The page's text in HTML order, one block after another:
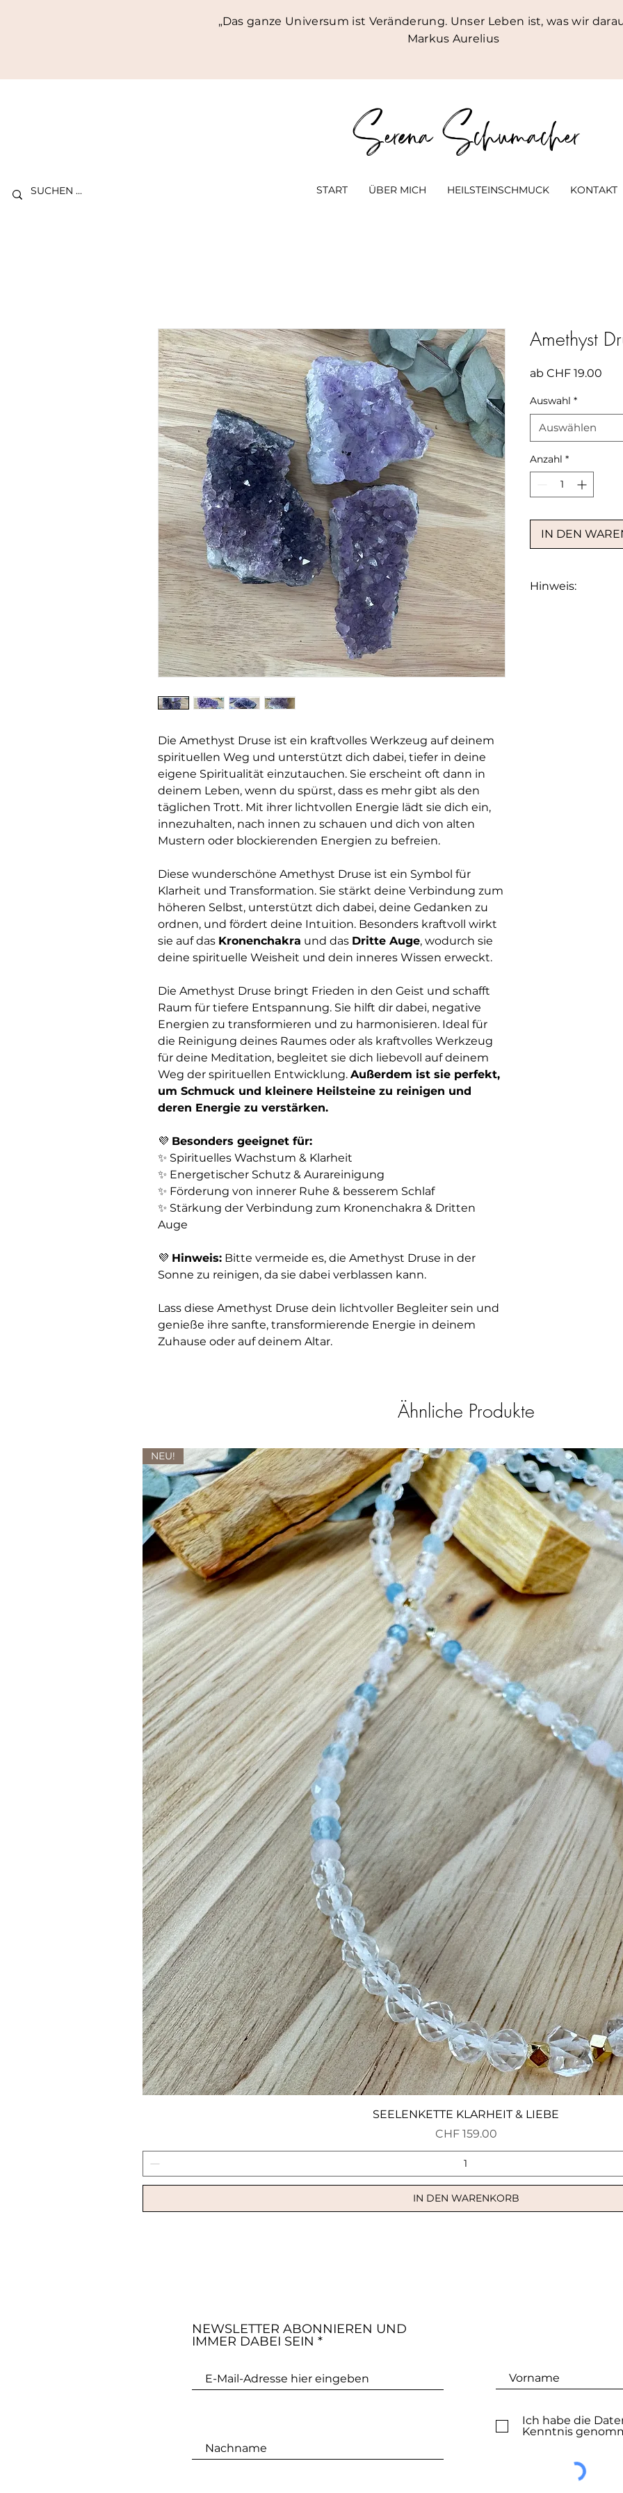
„Das ganze Universum ist Veränderung. Unser Leben ist, was wir
Markus Aurelius
Serena Schumacher
START ÜBER MICH HEILSTEINSCHMUCK KONTAKT
Die Amethyst Druse ist ein kraftvolles Werkzeug auf deinem
spirituellen Weg und unterstützt dich dabei, tiefer in deine
eigene Spiritualität einzutauchen. Sie erscheint oft dann in
deinem Leben, wenn du spürst, dass es mehr gibt als den
täglichen Trott. Mit ihrer lichtvollen Energie lädt sie dich ein,
innezuhalten, nach innen zu schauen und dich von alten
Mustern oder blockierenden Energien zu befreien.
Diese wunderschöne Amethyst Druse ist ein Symbol für
Klarheit und Transformation. Sie stärkt deine Verbindung zum
höheren Selbst, unterstützt dich dabei, deine Gedanken zu
ordnen, und fördert deine Intuition. Besonders kraftvoll wirkt
sie auf das Kronenchakra und das Dritte Auge, wodurch sie
deine spirituelle Weisheit und dein inneres Wissen erweckt.
Die Amethyst Druse bringt Frieden in den Geist und schafft
Raum für tiefere Entspannung. Sie hilft dir dabei, negative
Energien zu transformieren und zu harmonisieren. Ideal für
die Reinigung deines Raumes oder als kraftvolles Werkzeug
für deine Meditation, begleitet sie dich liebevoll auf deinem
Weg der spirituellen Entwicklung. Außerdem ist sie perfekt,
um Schmuck und kleinere Heilsteine zu reinigen und
deren Energie zu verstärken.
💜 Besonders geeignet für:
✨ Spirituelles Wachstum & Klarheit
✨ Energetischer Schutz & Aurareinigung
✨ Förderung von innerer Ruhe & besserem Schlaf
✨ Stärkung der Verbindung zum Kronenchakra & Dritten
Auge
💜 Hinweis: Bitte vermeide es, die Amethyst Druse in der
Sonne zu reinigen, da sie dabei verblassen kann.
Lass diese Amethyst Druse dein lichtvoller Begleiter sein und
genieße ihre sanfte, transformierende Energie in deinem
Zuhause oder auf deinem Altar.
Amethyst
ab CHF 19.00
Auswahl *
Auswählen
Anzahl *
IN DEN
Hinweis:
Ähnliche Produkte
Schnellansicht
NEU!
SEELENKETTE KLARHEIT & LIEBE
Preis
CHF 159.00
IN DEN WARENKORB
NEWSLETTER ABONNIEREN UND
IMMER DABEI SEIN
Ich habe die
Kenntnis